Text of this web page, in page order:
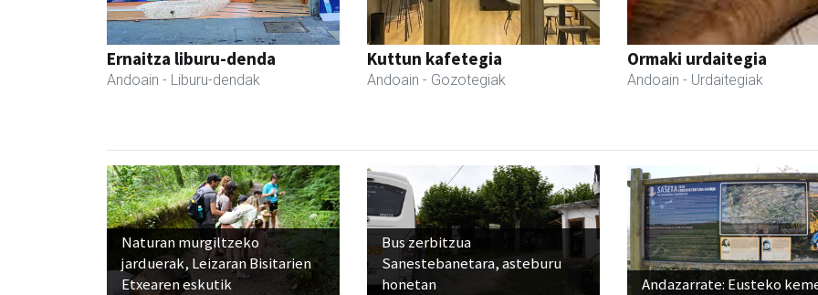
Ernaitza liburu-denda
Andoain - Liburu-dendak
Kuttun kafetegia
Andoain - Gozotegiak
Ormaki urdaitegia
Andoain - Urdaitegiak
Naturan murgiltzeko
jarduerak, Leizaran Bisitarien
Etxearen eskutik
Bus zerbitzua
Sanestebanetara, asteburu
honetan
Andazarrate: Eusteko